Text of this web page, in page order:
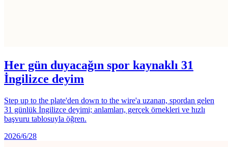
Her gün duyacağın spor kaynaklı 31
İngilizce deyim
Step up to the plate'den down to the wire'a uzanan, spordan gelen
31 günlük İngilizce deyimi; anlamları, gerçek örnekleri ve hızlı
başvuru tablosuyla öğren.
2026/6/28